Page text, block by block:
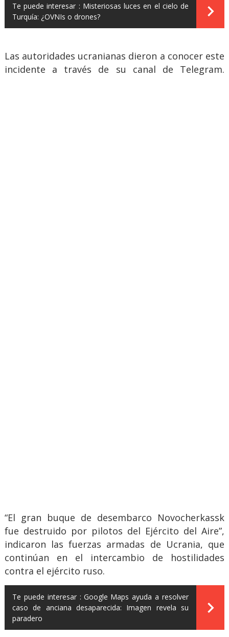
Te puede interesar : Misteriosas luces en el cielo de
Turquía: ¿OVNIs o drones?
Las autoridades ucranianas dieron a conocer este
incidente a través de su canal de Telegram.
“El gran buque de desembarco Novocherkassk
fue destruido por pilotos del Ejército del Aire”,
indicaron las fuerzas armadas de Ucrania, que
continúan en el intercambio de hostilidades
contra el ejército ruso.
Te puede interesar : Google Maps ayuda a resolver
caso de anciana desaparecida: Imagen revela su
paradero